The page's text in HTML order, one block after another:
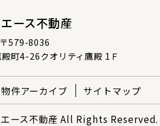
ース不動産
〒579-8036
町4-26クオリティ鷹殿 1Ｆ
物件アーカイブ サイトマップ
ース不動産 All Rights Reserved.